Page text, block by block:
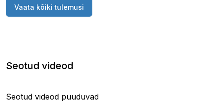
Vaata kõiki tulemusi
Seotud videod
Seotud videod puuduvad